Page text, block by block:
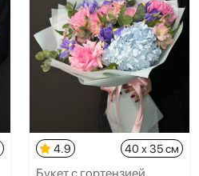
4.9 40 x 35 см